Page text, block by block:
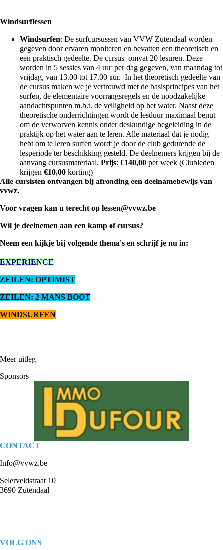
Windsurflessen
Windsurfen: De surfcursussen van VVW Zutendaal worden
gegeven door ervaren monitoren en bevatten een theoretisch en
een praktisch gedeelte. De cursus omvat 20 lesuren. Deze
worden in 5 sessies van 4 uur per dag gegeven, van maandag tot
vrijdag, van 13.00 tot 17.00 uur. In het theoretisch gedeelte van
de cursus maken we je vertrouwd met de basisprincipes van het
surfen, de elementaire voorrangsregels en de noodzakelijke
aandachtspunten m.b.t. de veiligheid op het water. Naast deze
theoretische onderrichtingen wordt de lesduur maximaal benut
om de verworven kennis onder deskundige begeleiding in de
praktijk op het water aan te leren. Alle materiaal dat je nodig
hebt om te leren surfen wordt je door de club gedurende de
lesperiode ter beschikking gesteld. De deelnemers krijgen bij de
aanvang cursusmateriaal. Prijs: €140,00 per week (Clubleden
krijgen €10,00 korting)
Alle cursisten ontvangen bij afronding een deelnamebewijs van
vvwz.
Voor vragen kan u terecht op lessen@vvwz.be
Wil je deelnemen aan een kamp of cursus?
Neem een kijkje bij volgende thema's en schrijf je nu in:
EXPERIENCE
ZEILEN: OPTIMIST
ZEILEN: 2 MANS BOOT
WINDSURFEN
Meer uitleg
Sponsors
CONTACT
Info@vvwz.be
Selerveldstraat 10
3690 Zutendaal
VOLG ONS